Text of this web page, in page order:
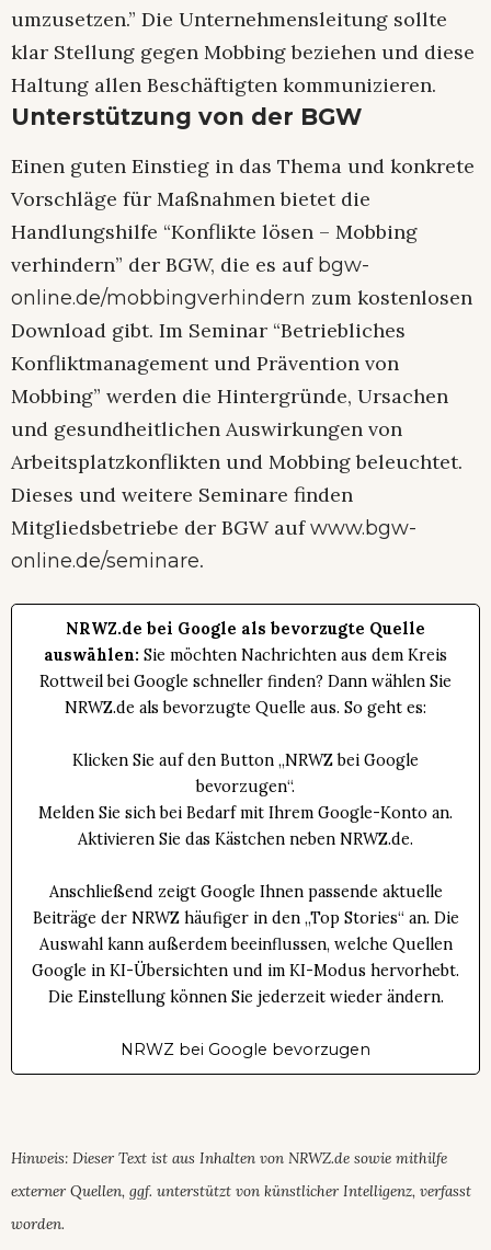
umzusetzen.” Die Unternehmensleitung sollte
klar Stellung gegen Mobbing beziehen und diese
Haltung allen Beschäftigten kommunizieren.
Unterstützung von der BGW
Einen guten Einstieg in das Thema und konkrete
Vorschläge für Maßnahmen bietet die
Handlungshilfe “Konflikte lösen – Mobbing
verhindern” der BGW, die es auf bgw-
online.de/mobbingverhindern zum kostenlosen
Download gibt. Im Seminar “Betriebliches
Konfliktmanagement und Prävention von
Mobbing” werden die Hintergründe, Ursachen
und gesundheitlichen Auswirkungen von
Arbeitsplatzkonflikten und Mobbing beleuchtet.
Dieses und weitere Seminare finden
Mitgliedsbetriebe der BGW aufwww.bgw-
online.de/seminare.
NRWZ.de bei Google als bevorzugte Quelle
auswählen: Sie möchten Nachrichten aus dem Kreis
Rottweil bei Google schneller finden? Dann wählen Sie
NRWZ.de als bevorzugte Quelle aus. So geht es:
Klicken Sie auf den Button „NRWZ bei Google
bevorzugen“.
Melden Sie sich bei Bedarf mit Ihrem Google-Konto an.
Aktivieren Sie das Kästchen neben NRWZ.de.
Anschließend zeigt Google Ihnen passende aktuelle
Beiträge der NRWZ häufiger in den „Top Stories“ an. Die
Auswahl kann außerdem beeinflussen, welche Quellen
Google in KI-Übersichten und im KI-Modus hervorhebt.
Die Einstellung können Sie jederzeit wieder ändern.
NRWZ bei Google bevorzugen
Hinweis: Dieser Text ist aus Inhalten von NRWZ.de sowie mithilfe
externer Quellen, ggf. unterstützt von künstlicher Intelligenz, verfasst
worden.